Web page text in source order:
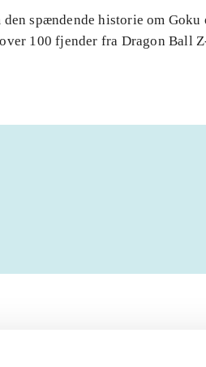
spændende historie om Goku
100 fjender fra Dragon Ball